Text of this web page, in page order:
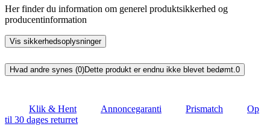
Her finder du information om generel produktsikkerhed og
producentinformation
Vis sikkerhedsoplysninger
Hvad andre synes (0)Dette produkt er endnu ikke blevet bedømt.0
Klik & Hent Annoncegaranti Prismatch
Op
til 30 dages returret